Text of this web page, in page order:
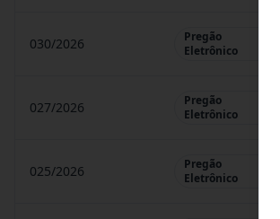
030/2026
Pregão
Eletrônico
027/2026
Pregão
Eletrônico
025/2026
Pregão
Eletrônico